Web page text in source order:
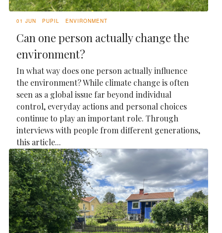
01 JUN PUPIL ENVIRONMENT
Can one person actually change the
environment?
In what way does one person actually influence
the environment? While climate change is often
seen as a global issue far beyond individual
control, everyday actions and personal choices
continue to play an important role. Through
interviews with people from different generations,
this article...